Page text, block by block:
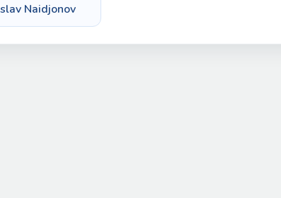
Naidjonov